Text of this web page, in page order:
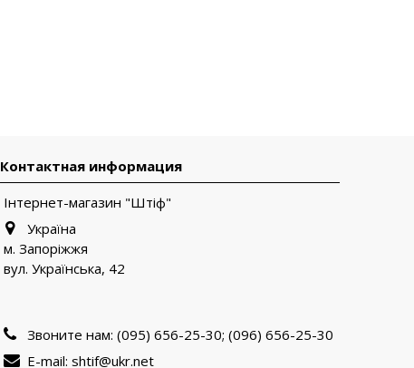
Контактная информация
Інтернет-магазин "Штіф"
Україна
м. Запоріжжя
вул. Українська, 42
Звоните нам: (095) 656-25-30; (096) 656-25-30
E-mail: shtif@ukr.net